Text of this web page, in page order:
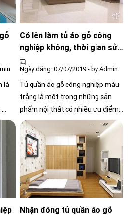
là
để
Có lên làm tủ áo gỗ công
nghiệp không, thời gian sử
dụng thế nào?
Ngày đăng: 07/07/2019 - by Admin
Tủ quần áo gỗ công nghiệp màu
trắng là một trong những sản
phẩm nội thất có nhiều ưu điểm
và khả năng ứng dụng trong
thiết kế nhà cửa. Vậy, loại tủ này
có gì đặc biệt? Hãy cùng tìm hiểu
trong bài viết này.
Nhận đóng tủ quần áo gỗ